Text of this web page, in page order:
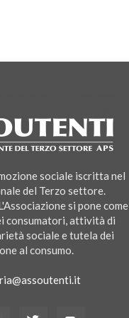
sociale iscritta nel
del Terzo settore.
si pone come
consumatori, attività di
sociale e tutela dei
al consumo.